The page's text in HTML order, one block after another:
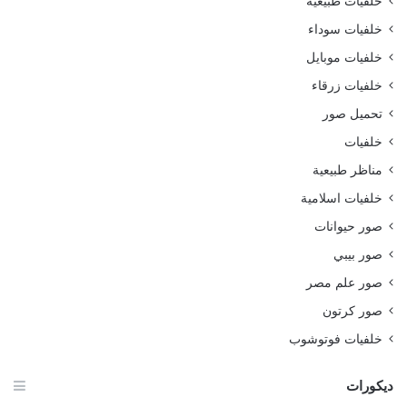
خلفيات سوداء
خلفيات موبايل
خلفيات زرقاء
تحميل صور
خلفيات
مناظر طبيعية
خلفيات اسلامية
صور حيوانات
صور بيبي
صور علم مصر
صور كرتون
خلفيات فوتوشوب
ديكورات